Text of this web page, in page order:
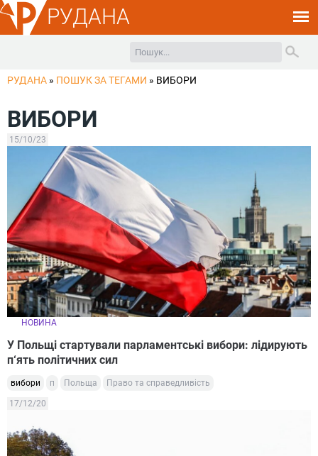
РУДАНА
РУДАНА » ПОШУК ЗА ТЕГАМИ » ВИБОРИ
ВИБОРИ
15/10/23
НОВИНА
У Польщі стартували парламентські вибори: лідирують
п‘ять політичних сил
вибори п Польща Право та справедливість
17/12/20